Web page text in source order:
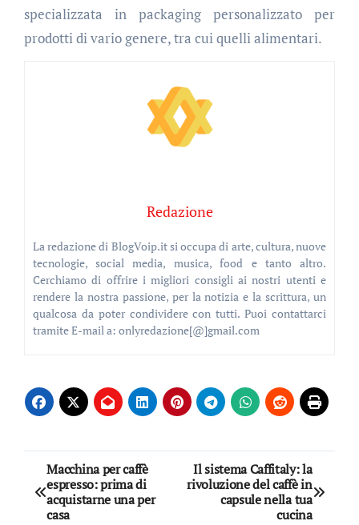
specializzata in packaging personalizzato per
prodotti di vario genere, tra cui quelli alimentari.
Redazione
La redazione di BlogVoip.it si occupa di arte, cultura, nuove
tecnologie, social media, musica, food e tanto altro.
Cerchiamo di offrire i migliori consigli ai nostri utenti e
rendere la nostra passione, per la notizia e la scrittura, un
qualcosa da poter condividere con tutti. Puoi contattarci
tramite E-mail a: onlyredazione[@]gmail.com
Navigazione
articoli
Macchina per caffè
espresso: prima di
acquistarne una per
casa
Il sistema Caffitaly: la
rivoluzione del caffè in
capsule nella tua
cucina